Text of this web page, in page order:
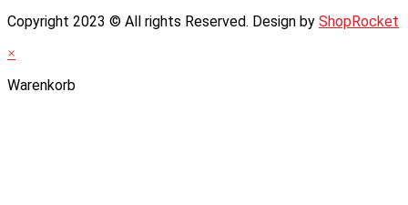
Copyright 2023 © All rights Reserved. Design by ShopRocket
×
Warenkorb